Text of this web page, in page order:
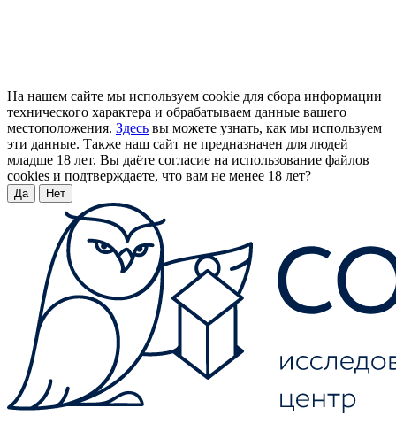
На нашем сайте мы используем cookie для сбора информации
технического характера и обрабатываем данные вашего
местоположения. Здесь вы можете узнать, как мы используем
эти данные. Также наш сайт не предназначен для людей
младше 18 лет. Вы даёте согласие на использование файлов
cookies и подтверждаете, что вам не менее 18 лет?
Да Нет